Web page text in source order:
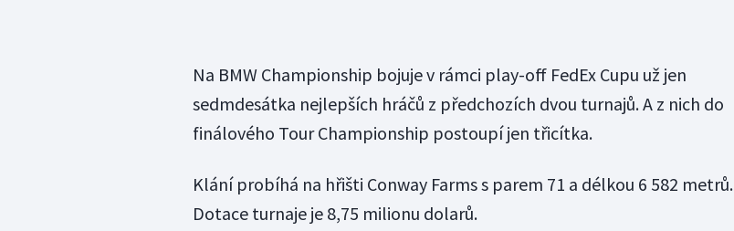
Na BMW Championship bojuje v rámci play-off FedEx Cupu už jen
sedmdesátka nejlepších hráčů z předchozích dvou turnajů. A z nich do
finálového Tour Championship postoupí jen třicítka.
Klání probíhá na hřišti Conway Farms s parem 71 a délkou 6 582 metrů.
Dotace turnaje je 8,75 milionu dolarů.